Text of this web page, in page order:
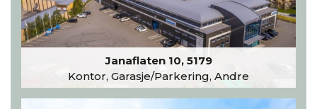
Janaflaten 10, 5179
Kontor, Garasje/Parkering, Andre